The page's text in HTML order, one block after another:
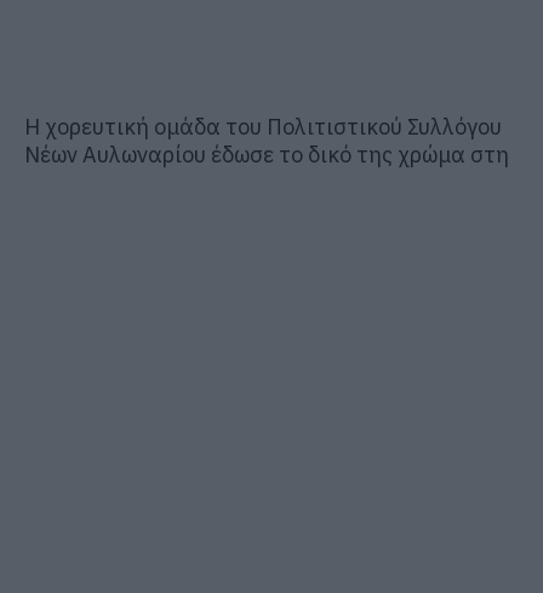
Η χορευτική ομάδα του Πολιτιστικού Συλλόγου
Νέων Αυλωναρίου έδωσε το δικό της χρώμα στη